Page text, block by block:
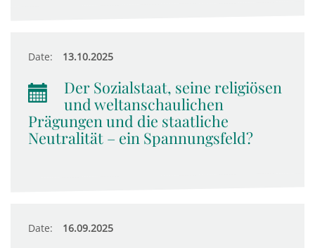
Date: 13.10.2025
Der Sozialstaat, seine religiösen
und weltanschaulichen
Prägungen und die staatliche
Neutralität – ein Spannungsfeld?
Date: 16.09.2025